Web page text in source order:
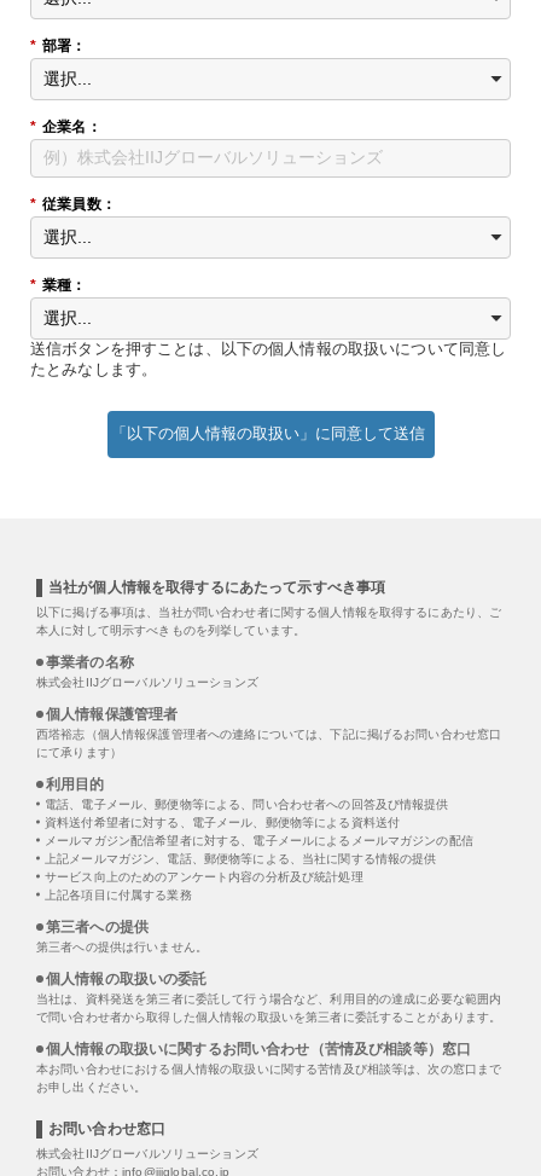
* 部署：
* 企業名：
* 従業員数：
* 業種：
送信ボタンを押すことは、以下の個人情報の取扱いについて同意し
たとみなします。
「以下の個人情報の取扱い」に同意して送信
当社が個人情報を取得するにあたって示すべき事項
以下に掲げる事項は、当社が問い合わせ者に関する個人情報を取得するにあたり、ご
本人に対して明示すべきものを列挙しています。
事業者の名称
株式会社IIJグローバルソリューションズ
個人情報保護管理者
西塔裕志（個人情報保護管理者への連絡については、下記に掲げるお問い合わせ窓口
にて承ります）
利用目的
電話、電子メール、郵便物等による、問い合わせ者への回答及び情報提供
資料送付希望者に対する、電子メール、郵便物等による資料送付
メールマガジン配信希望者に対する、電子メールによるメールマガジンの配信
上記メールマガジン、電話、郵便物等による、当社に関する情報の提供
サービス向上のためのアンケート内容の分析及び統計処理
上記各項目に付属する業務
第三者への提供
第三者への提供は行いません。
個人情報の取扱いの委託
当社は、資料発送を第三者に委託して行う場合など、利用目的の達成に必要な範囲内
で問い合わせ者から取得した個人情報の取扱いを第三者に委託することがあります。
個人情報の取扱いに関するお問い合わせ（苦情及び相談等）窓口
本お問い合わせにおける個人情報の取扱いに関する苦情及び相談等は、次の窓口まで
お申し出ください。
お問い合わせ窓口
株式会社IIJグローバルソリューションズ
お問い合わせ：info@iijglobal.co.jp